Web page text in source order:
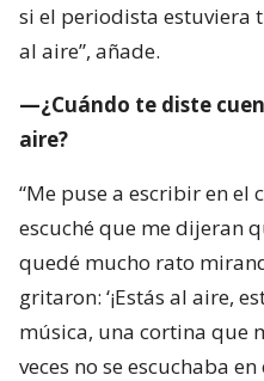
si el periodista estuviera
al aire”, añade.
—¿Cuándo te diste
aire?
“Me puse a escribir en el
escuché que me dijeran
quedé mucho rato
gritaron: ‘¡Estás al aire,
música, una cortina que
veces no se escuchaba